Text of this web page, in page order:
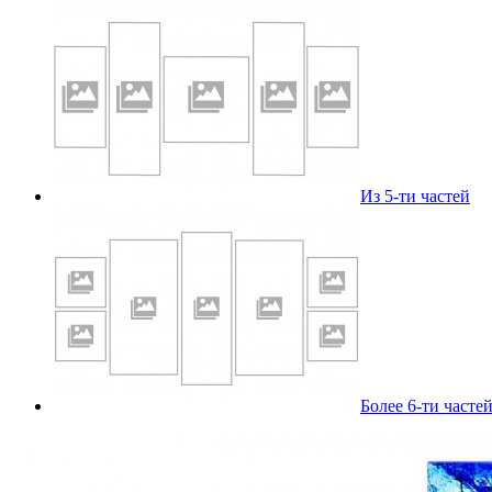
Из 5-ти частей
Более 6-ти частей